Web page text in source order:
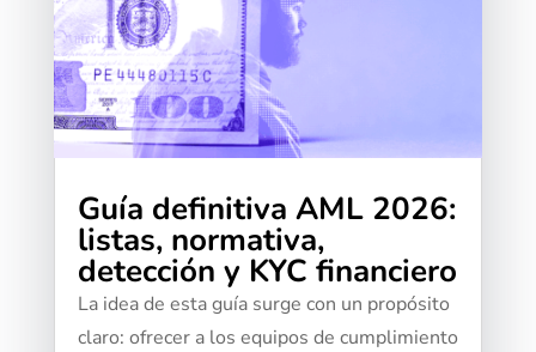
Guía definitiva AML 2026:
listas, normativa,
detección y KYC financiero
La idea de esta guía surge con un propósito
claro: ofrecer a los equipos de cumplimiento